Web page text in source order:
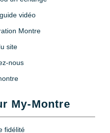
vidéo
Montre
site
nous
My-Montre
fidélité